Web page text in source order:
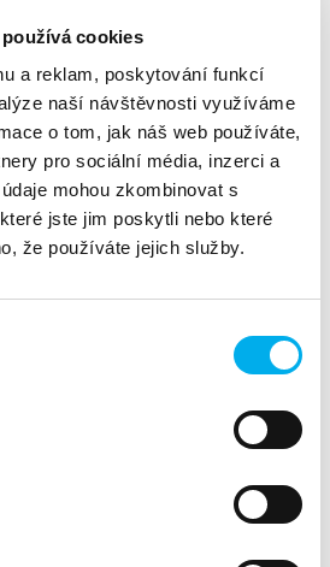
cookies
a reklam, poskytování funkcí
naší návštěvnosti využíváme
o tom, jak náš web používáte,
pro sociální média, inzerci a
mohou zkombinovat s
jste jim poskytli nebo které
že používáte jejich služby.
Petruláková
kde představíme kompletní
profesní služby DNS.
služby DNS – ServiceHUB
– Vzdělávací platforma od DNS